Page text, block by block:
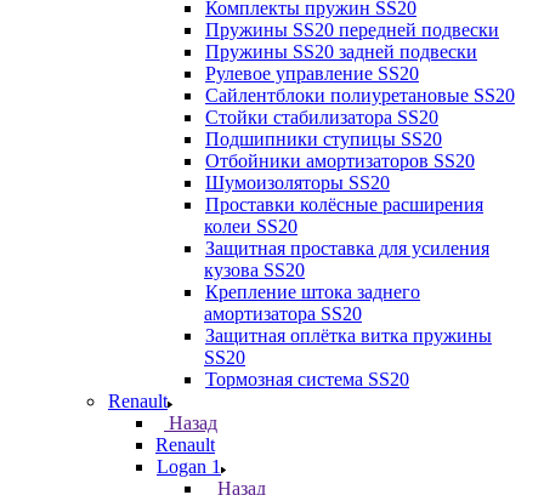
Комплекты пружин SS20
Пружины SS20 передней подвески
Пружины SS20 задней подвески
Рулевое управление SS20
Сайлентблоки полиуретановые SS20
Стойки стабилизатора SS20
Подшипники ступицы SS20
Отбойники амортизаторов SS20
Шумоизоляторы SS20
Проставки колёсные расширения
колеи SS20
Защитная проставка для усиления
кузова SS20
Крепление штока заднего
амортизатора SS20
Защитная оплётка витка пружины
SS20
Тормозная система SS20
Renault
Назад
Renault
Logan 1
Назад